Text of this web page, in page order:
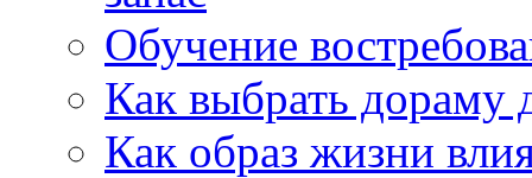
Обучение
Как выбрать дораму
Как образ жизни